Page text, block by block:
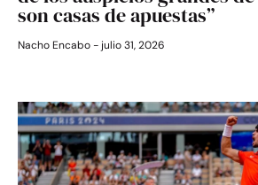
son casas de apuestas”
Nacho Encabo julio 31, 2026